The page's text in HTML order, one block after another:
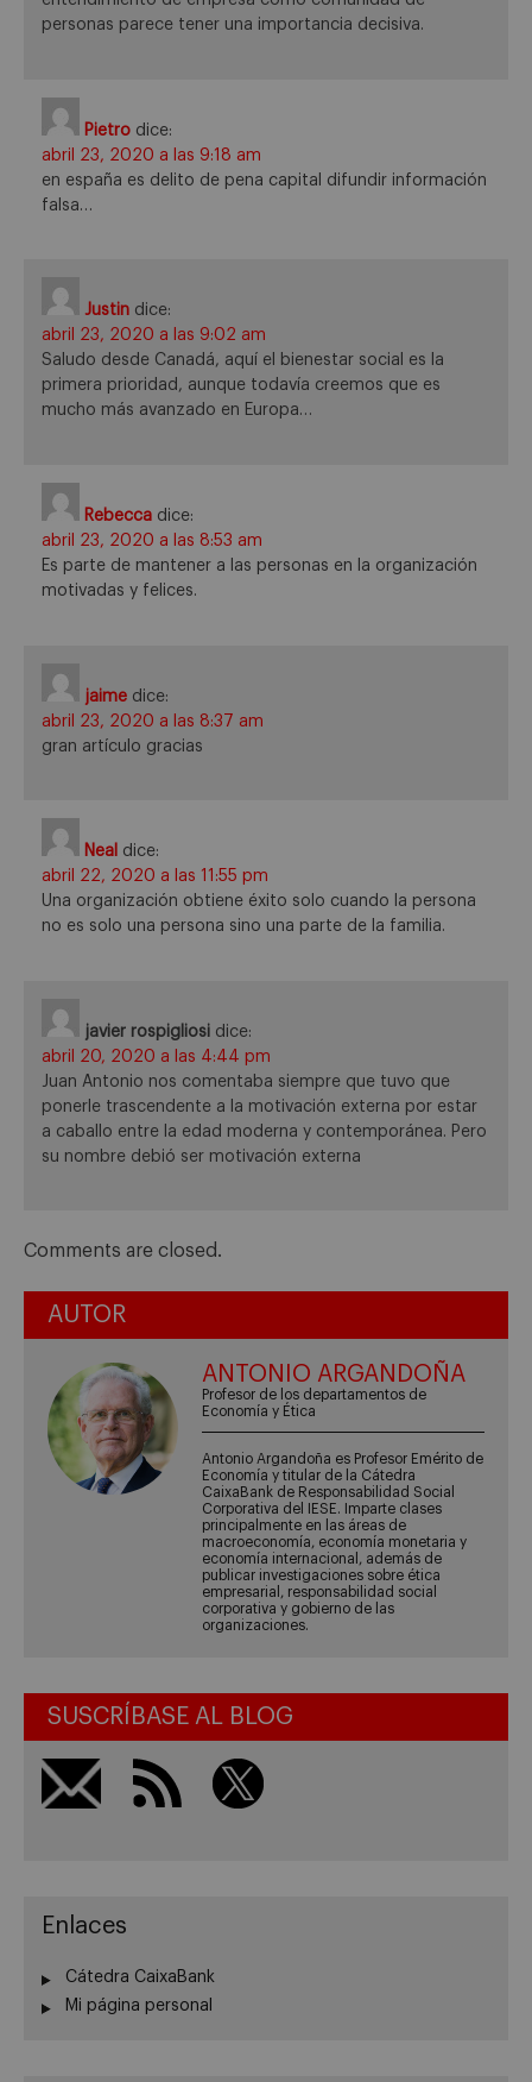
personas parece tener una importancia decisiva.
Pietro dice:
abril 23, 2020 a las 9:18 am
en españa es delito de pena capital difundir información
falsa…
Justin dice:
abril 23, 2020 a las 9:02 am
Saludo desde Canadá, aquí el bienestar social es la
primera prioridad, aunque todavía creemos que es
mucho más avanzado en Europa…
Rebecca dice:
abril 23, 2020 a las 8:53 am
Es parte de mantener a las personas en la organización
motivadas y felices.
jaime dice:
abril 23, 2020 a las 8:37 am
gran artículo gracias
Neal dice:
abril 22, 2020 a las 11:55 pm
Una organización obtiene éxito solo cuando la persona
no es solo una persona sino una parte de la familia.
javier rospigliosi dice:
abril 20, 2020 a las 4:44 pm
Juan Antonio nos comentaba siempre que tuvo que
ponerle trascendente a la motivación externa por estar
a caballo entre la edad moderna y contemporánea. Pero
su nombre debió ser motivación externa
Comments are closed.
AUTOR
ANTONIO ARGANDOÑA
Profesor de los departamentos de
Economía y Ética
Antonio Argandoña es Profesor Emérito de
Economía y titular de la Cátedra
CaixaBank de Responsabilidad Social
Corporativa del IESE. Imparte clases
principalmente en las áreas de
macroeconomía, economía monetaria y
economía internacional, además de
publicar investigaciones sobre ética
empresarial, responsabilidad social
corporativa y gobierno de las
organizaciones.
SUSCRÍBASE AL BLOG
Enlaces
Cátedra CaixaBank
Mi página personal